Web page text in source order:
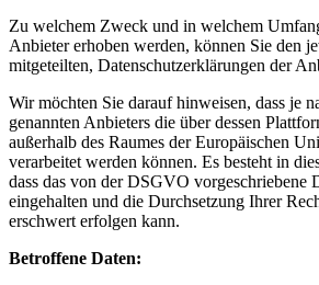
Zu welchem Zweck und in welchem
Anbieter erhoben werden, können Sie den
mitgeteilten, Datenschutzerklärungen der
Wir möchten Sie darauf hinweisen, dass je
genannten Anbieters die über dessen
außerhalb des Raumes der Europäischen
verarbeitet werden können. Es besteht in
dass das von der DSGVO vorgeschriebene
eingehalten und die Durchsetzung Ihrer
erschwert erfolgen kann.
Betroffene Daten: